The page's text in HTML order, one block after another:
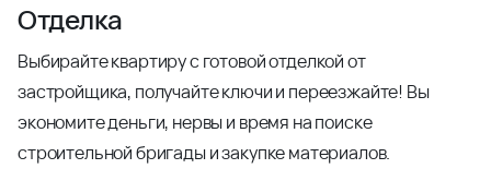
Отделка
Выбирайте квартиру с готовой отделкой от
застройщика, получайте ключи и переезжайте! Вы
экономите деньги, нервы и время на поиске
строительной бригады и закупке материалов.